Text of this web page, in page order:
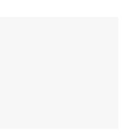
nicht Rast einlegen,
Leckerbissen verwöhnen